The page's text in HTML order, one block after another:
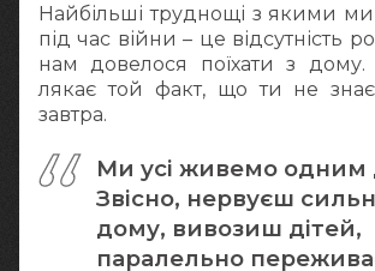
Найбільші труднощі з якими
під час війни – це відсутність
нам довелося поїхати з
лякає той факт, що ти не
завтра.
Ми усі живемо одним
Звісно, нервуєш
дому, вивозиш дітей,
паралельно